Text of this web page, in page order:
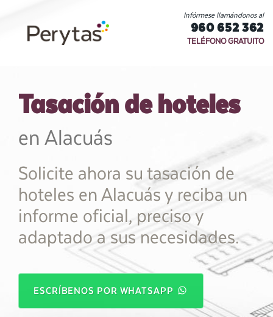
Infórmese llamándonos al
960 652 362
TELÉFONO GRATUITO
Tasación de hoteles
en Alacuás
Solicite ahora su tasación de
hoteles en Alacuás y reciba un
informe oficial, preciso y
adaptado a sus necesidades.
ESCRÍBENOS POR WHATSAPP